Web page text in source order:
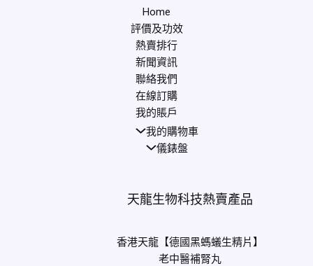
Home
評價及功效
熱賣排行
新聞資訊
聯絡我們
在線訂購
我的賬戶
我的購物車
儀錶盤
天龍生物科技熱賣產品
香港天龍【德國黑螞蟻生精片】
老中醫補腎丸